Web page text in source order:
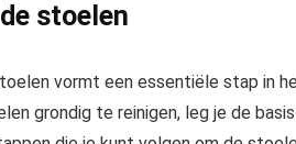
stoelen
vormt een essentiële stap in
grondig te reinigen, leg je de